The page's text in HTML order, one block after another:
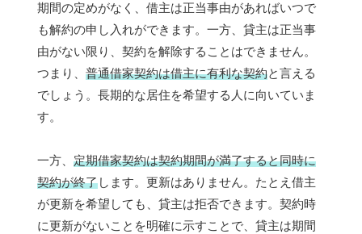
期間の定めがなく、借主は正当事由があればいつで
も解約の申し入れができます。一方、貸主は正当事
由がない限り、契約を解除することはできません。
つまり、 普通借家契約は借主に有利な契約と言える
でしょう。長期的な居住を希望する人に向いていま
す。
一方、 定期借家契約は契約期間が満了すると同時に
契約が終了します。更新はありません。たとえ借主
が更新を希望しても、貸主は拒否できます。契約時
に更新がないことを明確に示すことで、貸主は期間